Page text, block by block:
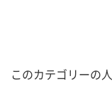
このカテゴリーの